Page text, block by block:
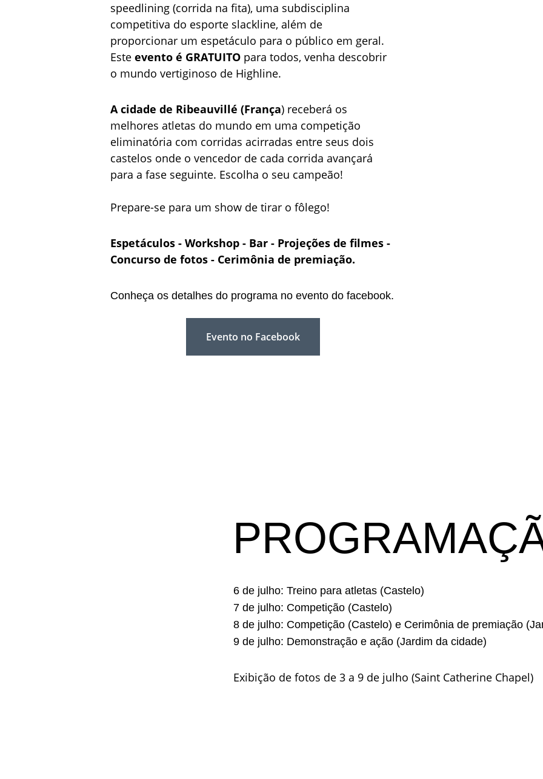
speedlining (corrida na fita), uma subdisciplina
competitiva do esporte slackline, além de
proporcionar um espetáculo para o público em geral.
Este evento é GRATUITO para todos, venha descobrir
o mundo vertiginoso de Highline.
A cidade de Ribeauvillé (França) receberá os
melhores atletas do mundo em uma competição
eliminatória com corridas acirradas entre seus dois
castelos onde o vencedor de cada corrida avançará
para a fase seguinte. Escolha o seu campeão!
Prepare-se para um show de tirar o fôlego!
Espetáculos - Workshop - Bar - Projeções de filmes -
Concurso de fotos - Cerimônia de premiação.
Conheça os detalhes do programa no evento do facebook.
Evento no Facebook
6 de julho: Treino para atletas (Castelo)
7 de julho: Competição (Castelo)
8 de julho: Competição (Castelo) e Cerimônia de premiação
9 de julho: Demonstração e ação (Jardim da cidade)
Exibição de fotos de 3 a 9 de julho (Saint Catherine Chapel)